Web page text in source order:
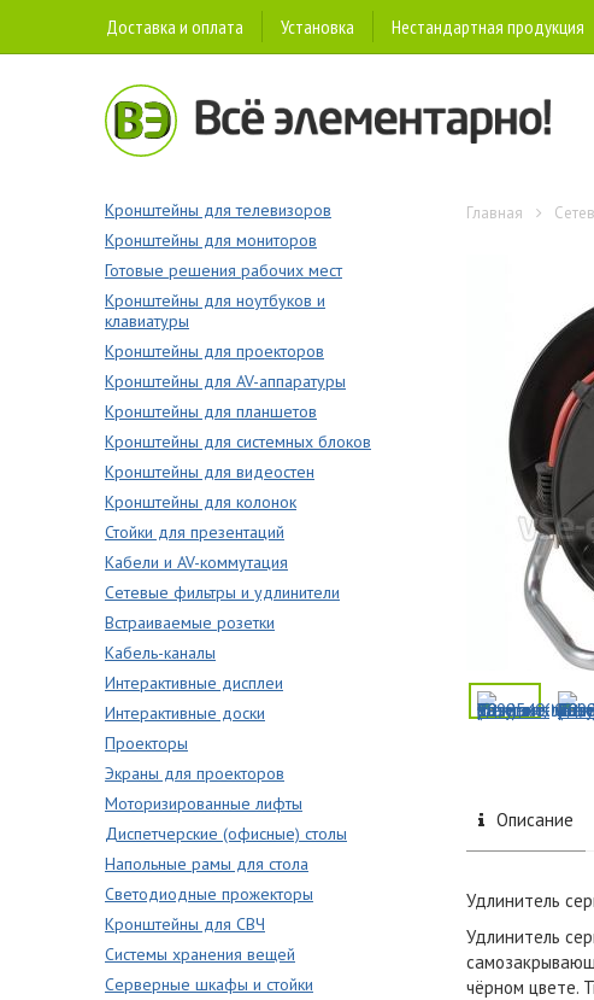
Доставка и оплата Установка Нестандартная продукция
Кронштейны для телевизоров
Кронштейны для мониторов
Готовые решения рабочих мест
Кронштейны для ноутбуков и
клавиатуры
Кронштейны для проекторов
Кронштейны для AV-аппаратуры
Кронштейны для планшетов
Кронштейны для системных блоков
Кронштейны для видеостен
Кронштейны для колонок
Стойки для презентаций
Кабели и AV-коммутация
Сетевые фильтры и удлинители
Встраиваемые розетки
Кабель-каналы
Интерактивные дисплеи
Интерактивные доски
Проекторы
Экраны для проекторов
Моторизированные лифты
Диспетчерские (офисные) столы
Напольные рамы для стола
Светодиодные прожекторы
Кронштейны для СВЧ
Системы хранения вещей
Серверные шкафы и стойки
Главная
Описание
Удлинитель
Удлинитель
чёрном цвете.